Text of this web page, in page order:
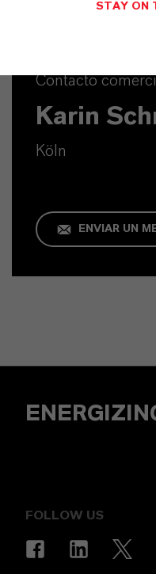
Contacto
Karin
Köln
ENVIAR UN
FOLLOW US
STAY ON